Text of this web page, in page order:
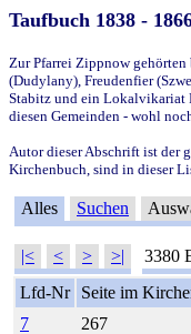
Taufbuch 1838 -
Zur Pfarrei Zippnow
(Dudylany), Freudenfier
Stabitz und ein Lokalvikariat
diesen Gemeinden - wohl
Autor dieser Abschrift ist der
Kirchenbuch, sind in dieser
Alles Suchen
|< < > >| 3380
Lfd-Nr
Seite im
7
267